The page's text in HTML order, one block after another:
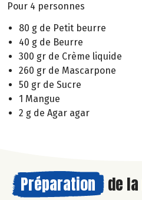
Pour 4 personnes
80 g de Petit beurre
40 g de Beurre
300 gr de Crème liquide
260 gr de Mascarpone
50 gr de Sucre
1 Mangue
2 g de Agar agar
Préparation de la